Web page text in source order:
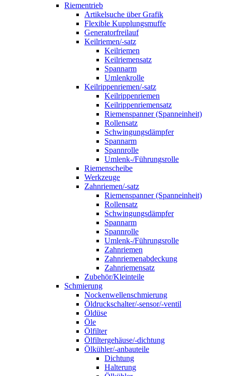
Riementrieb
Artikelsuche über Grafik
Flexible Kupplungsmuffe
Generatorfreilauf
Keilriemen/-satz
Keilriemen
Keilriemensatz
Spannarm
Umlenkrolle
Keilrippenriemen/-satz
Keilrippenriemen
Keilrippenriemensatz
Riemenspanner (Spanneinheit)
Rollensatz
Schwingungsdämpfer
Spannarm
Spannrolle
Umlenk-/Führungsrolle
Riemenscheibe
Werkzeuge
Zahnriemen/-satz
Riemenspanner (Spanneinheit)
Rollensatz
Schwingungsdämpfer
Spannarm
Spannrolle
Umlenk-/Führungsrolle
Zahnriemen
Zahnriemenabdeckung
Zahnriemensatz
Zubehör/Kleinteile
Schmierung
Nockenwellenschmierung
Öldruckschalter/-sensor/-ventil
Öldüse
Öle
Ölfilter
Ölfiltergehäuse/-dichtung
Ölkühler/-anbauteile
Dichtung
Halterung